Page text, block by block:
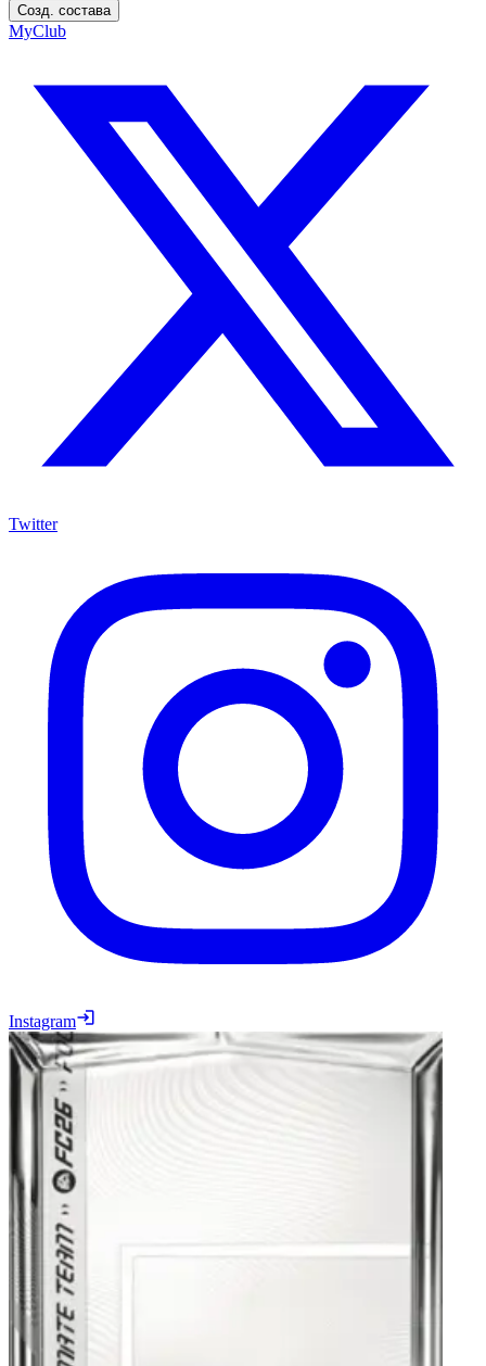
Созд. состава
MyClub
Twitter
Instagram